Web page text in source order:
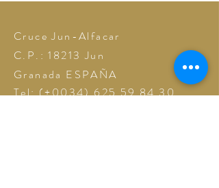
Cruce Jun-Alfacar
C.P.: 18213Jun
Granada ESPAÑA
Tel: (+0034)625 59 84 30